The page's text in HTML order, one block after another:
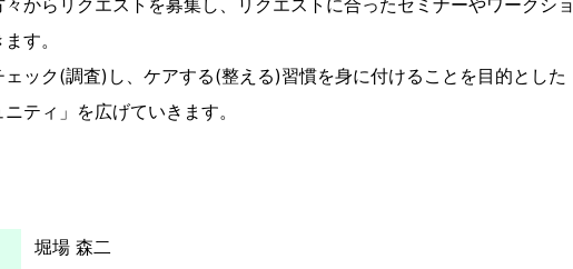
す。
ック(調査)し、ケアする(整える)習慣を身に付けることを目的とした
ティ」を広げていきます。
堀場 森二